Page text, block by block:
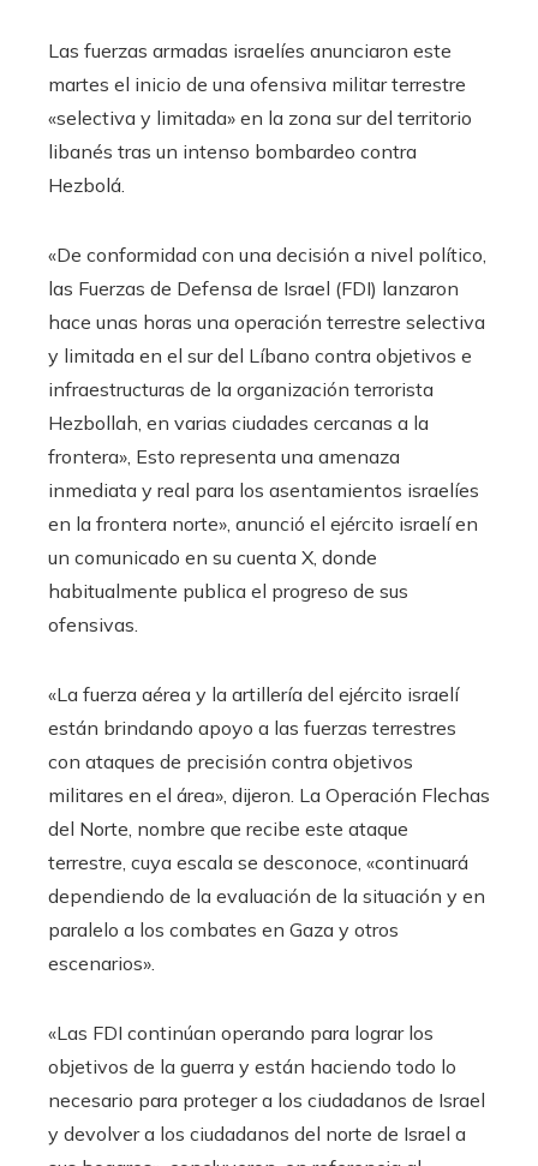
Las fuerzas armadas israelíes anunciaron este
martes el inicio de una ofensiva militar terrestre
«selectiva y limitada» en la zona sur del territorio
libanés tras un intenso bombardeo contra
Hezbolá.
«De conformidad con una decisión a nivel político,
las Fuerzas de Defensa de Israel (FDI) lanzaron
hace unas horas una operación terrestre selectiva
y limitada en el sur del Líbano contra objetivos e
infraestructuras de la organización terrorista
Hezbollah, en varias ciudades cercanas a la
frontera», Esto representa una amenaza
inmediata y real para los asentamientos israelíes
en la frontera norte», anunció el ejército israelí en
un comunicado en su cuenta X, donde
habitualmente publica el progreso de sus
ofensivas.
«La fuerza aérea y la artillería del ejército israelí
están brindando apoyo a las fuerzas terrestres
con ataques de precisión contra objetivos
militares en el área», dijeron. La Operación Flechas
del Norte, nombre que recibe este ataque
terrestre, cuya escala se desconoce, «continuará
dependiendo de la evaluación de la situación y en
paralelo a los combates en Gaza y otros
escenarios».
«Las FDI continúan operando para lograr los
objetivos de la guerra y están haciendo todo lo
necesario para proteger a los ciudadanos de Israel
y devolver a los ciudadanos del norte de Israel a